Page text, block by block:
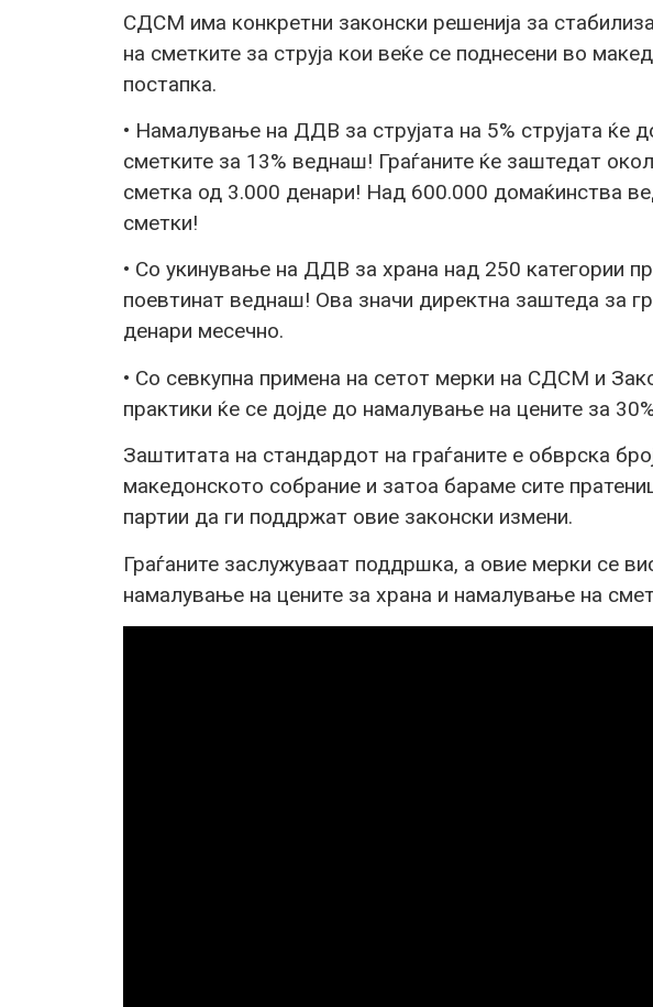
СДСМ има конкретни законски решенија за
на сметките за струја кои веќе се поднесени во
постапка.
• Намалување на ДДВ за струјата на 5% струјата ќе
сметките за 13% веднаш! Граѓаните ќе заштедат
сметка од 3.000 денари! Над 600.000 домаќинства
сметки!
• Со укинување на ДДВ за храна над 250 категории
поевтинат веднаш! Ова значи директна заштеда за
денари месечно.
• Со севкупна примена на сетот мерки на СДСМ и
практики ќе се дојде до намалување на цените за
Заштитата на стандардот на граѓаните е обврска
македонското собрание и затоа бараме сите
партии да ги поддржат овие законски измени.
Граѓаните заслужуваат поддршка, а овие мерки се
намалување на цените за храна и намалување на